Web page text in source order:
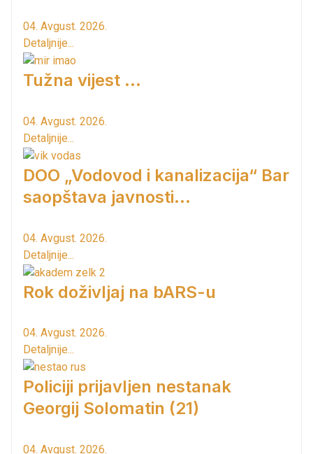
04. Avgust. 2026.
Detaljnije...
Tužna vijest ...
04. Avgust. 2026.
Detaljnije...
DOO „Vodovod i kanalizacija“ Bar
saopštava javnosti...
04. Avgust. 2026.
Detaljnije...
Rok doživljaj na bARS-u
04. Avgust. 2026.
Detaljnije...
Policiji prijavljen nestanak
Georgij Solomatin (21)
04. Avgust. 2026.